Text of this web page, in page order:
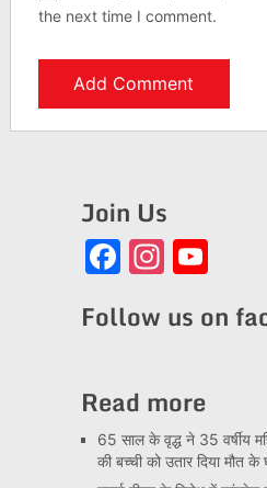
the next time I comment.
Join Us
Facebook
Follow us on
Read more
65 साल के वृद्ध ने 35 वर्षीय
की बच्ची को उतार दिया मौत के